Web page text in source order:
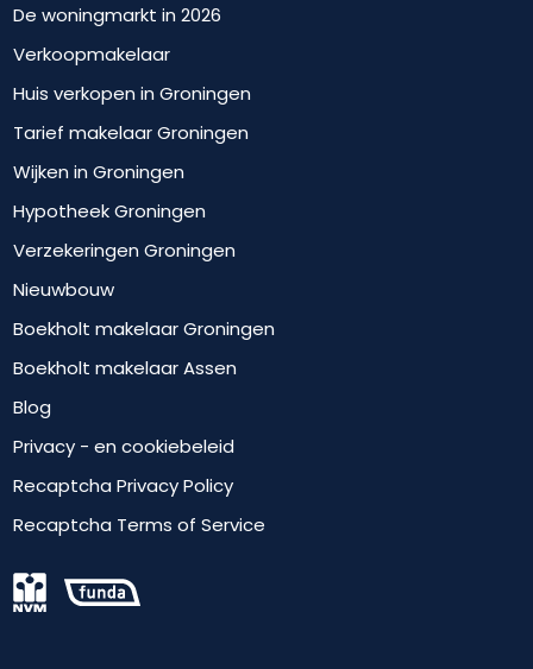
De woningmarkt in 2026
Verkoopmakelaar
Huis verkopen in Groningen
Tarief makelaar Groningen
Wijken in Groningen
Hypotheek Groningen
Verzekeringen Groningen
Nieuwbouw
Boekholt makelaar Groningen
Boekholt makelaar Assen
Blog
Privacy - en cookiebeleid
Recaptcha Privacy Policy
Recaptcha Terms of Service